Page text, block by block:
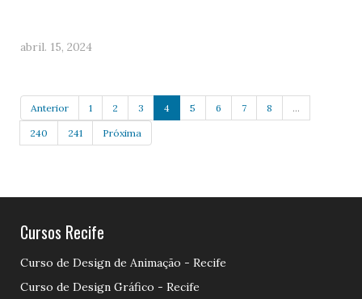
abril. 15, 2024
Anterior 1 2 3 4 5 6 7 8 ...
240 241 Próxima
Cursos Recife
Curso de Design de Animação - Recife
Curso de Design Gráfico - Recife